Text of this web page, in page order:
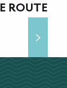
ROUTE